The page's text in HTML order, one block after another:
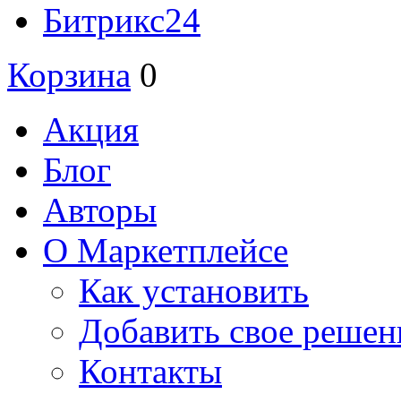
Битрикс24
Корзина 0
Акция
Блог
Авторы
О Маркетплейсе
Как установить
Добавить свое
Контакты